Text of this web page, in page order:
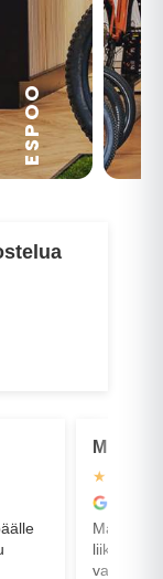
ESPOO
Minna
Huippu